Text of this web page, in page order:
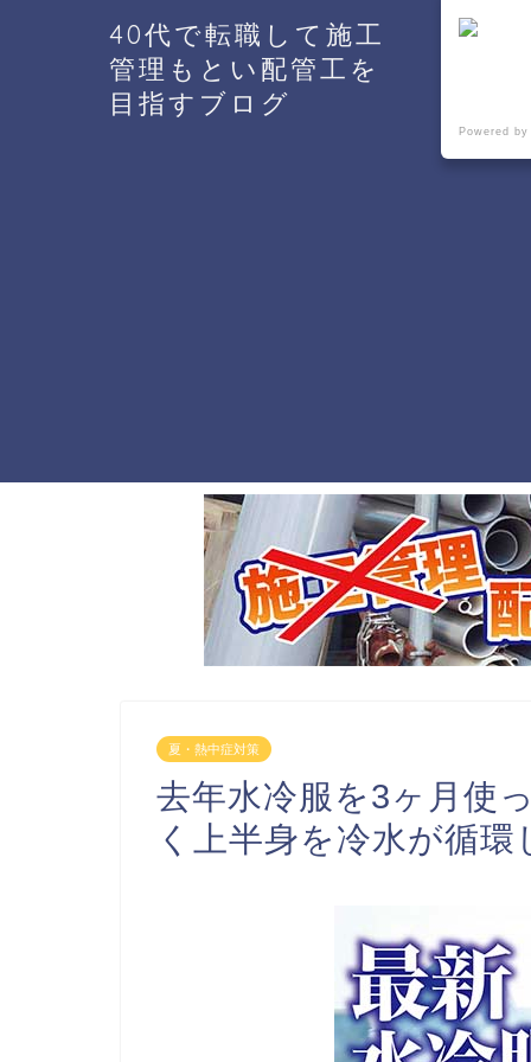
40代で転職して施工
管理もとい配管工を
目指すブログ
夏・熱中症対策
去年水冷服を3ヶ月使
く上半身を冷水が循
Powered